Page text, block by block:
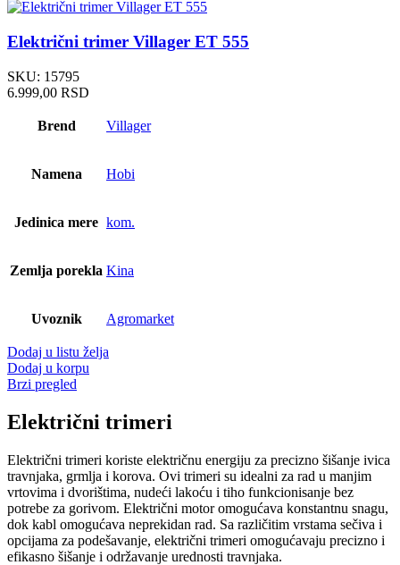
Električni trimer Villager ET 555
SKU: 15795
6.999,00 RSD
Brend Villager
Namena Hobi
Jedinica mere kom.
Zemlja porekla Kina
Uvoznik Agromarket
Dodaj u listu želja
Dodaj u korpu
Brzi pregled
Električni trimeri
Električni trimeri koriste električnu energiju za precizno šišanje ivica
travnjaka, grmlja i korova. Ovi trimeri su idealni za rad u manjim
vrtovima i dvorištima, nudeći lakoću i tiho funkcionisanje bez
potrebe za gorivom. Električni motor omogućava konstantnu snagu,
dok kabl omogućava neprekidan rad. Sa različitim vrstama sečiva i
opcijama za podešavanje, električni trimeri omogućavaju precizno i
efikasno šišanje i održavanje urednosti travnjaka.